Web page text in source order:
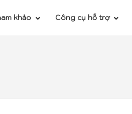
khảo Công cụ hỗ trợ